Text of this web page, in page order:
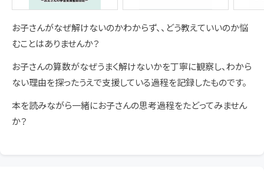
お子さんがなぜ解けないのかわからず、、どう教えていいのか悩
むことはありませんか？
お子さんの算数がなぜうまく解けないかを丁寧に観察し、わから
ない理由を探ったうえで支援している過程を記録したものです。
本を読みながら一緒にお子さんの思考過程をたどってみません
か？